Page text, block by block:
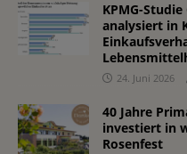
KPMG-
analysiert in
24. Juni 2026
40 Jahre
investiert in
Rosenfest